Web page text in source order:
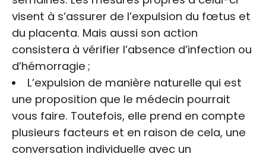
visent à s’assurer de l’expulsion du fœtus et
du placenta. Mais aussi son action
consistera à vérifier l’absence d’infection ou
d’hémorragie ;
L’expulsion de manière naturelle qui est
une proposition que le médecin pourrait
vous faire. Toutefois, elle prend en compte
plusieurs facteurs et en raison de cela, une
conversation individuelle avec un